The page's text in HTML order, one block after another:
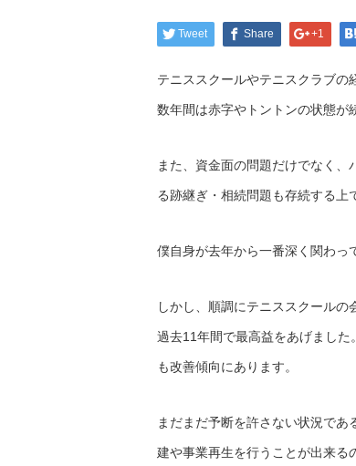
Tweet Share +1
テニススクールやテニスクラブの
数年間は赤字やトントンの状態が
また、資金面の問題だけでなく
る跡継ぎ・相続問題も存続する上
僕自身が去年から一番深く関わっ
しかし、順調にテニススクール
過去11年間で最高益をあげまし
も改善傾向にあります。
まだまだ予断を許さない状況で
建や事業再生を行うことが出来る